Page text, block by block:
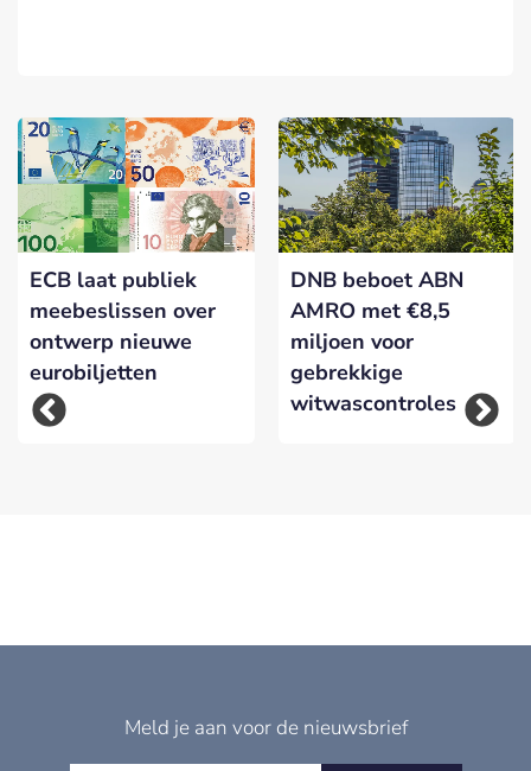
ECB laat publiek
meebeslissen over
ontwerp nieuwe
eurobiljetten
DNB beboet ABN
AMRO met €8,5
miljoen voor
gebrekkige
witwascontroles
Meld je aan voor de nieuwsbrief